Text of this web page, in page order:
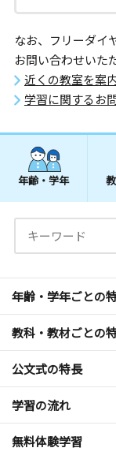
なお、フリーダイ
お問い合わせいた
近くの教室を案
学習に関するお
年齢・学年
年齢・学年ごとの
教科・教材ごとの
公文式の特長
学習の流れ
無料体験学習